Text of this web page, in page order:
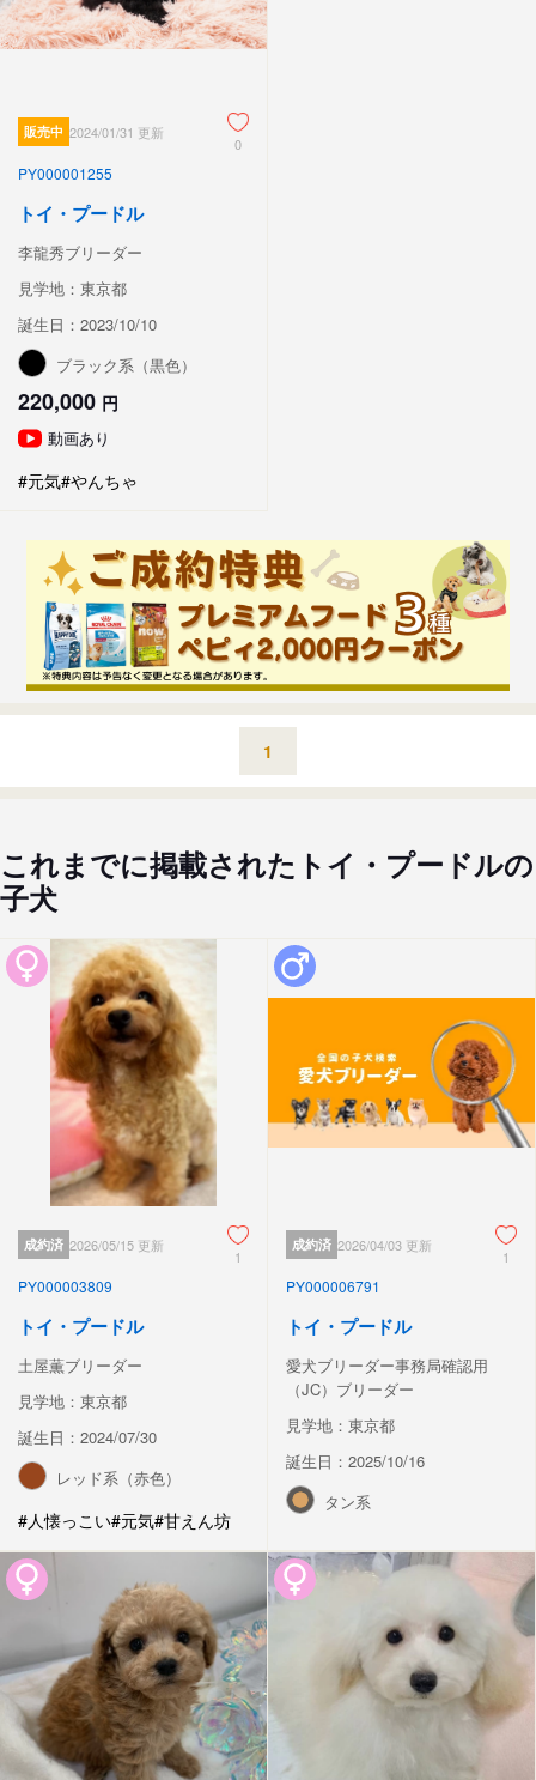
販売中 2024/01/31 更新
0
PY000001255
トイ・プードル
李龍秀ブリーダー
見学地：東京都
誕生日：2023/10/10
ブラック系（黒色）
220,000 円
動画あり
#元気#やんちゃ
1
これまでに掲載されたトイ・プードルの
子犬
成約済 2026/05/15 更新
1
PY000003809
トイ・プードル
土屋薫ブリーダー
見学地：東京都
誕生日：2024/07/30
レッド系（赤色）
#人懐っこい#元気#甘えん坊
成約済 2026/04/03 更新
1
PY000006791
トイ・プードル
愛犬ブリーダー事務局確認用
（JC）ブリーダー
見学地：東京都
誕生日：2025/10/16
タン系